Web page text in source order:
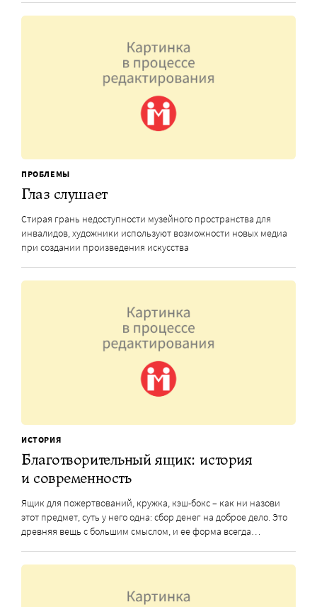
ПРОБЛЕМЫ
Глаз слушает
Стирая грань недоступности музейного пространства для
инвалидов, художники используют возможности новых медиа
при создании произведения искусства
ИСТОРИЯ
Благотворительный ящик: история
и современность
Ящик для пожертвований, кружка, кэш-бокс – как ни назови
этот предмет, суть у него одна: сбор денег на доброе дело. Это
древняя вещь с большим смыслом, и ее форма всегда…